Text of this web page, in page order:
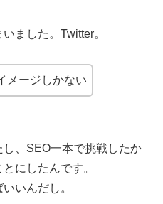
ました。Twitter。
メージしかない
、SEO一本で挑戦したか
にしたんです。
いんだし。